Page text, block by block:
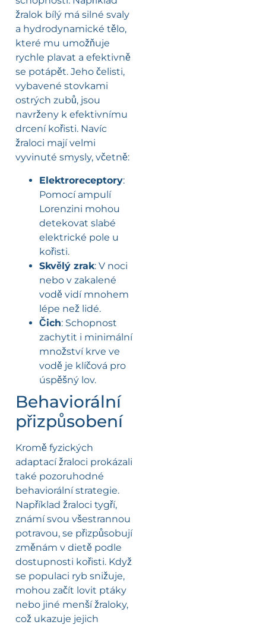
žralok bílý má silné svaly
a hydrodynamické tělo,
které mu umožňuje
rychle plavat a efektivně
se potápět. Jeho čelisti,
vybavené stovkami
ostrých zubů, jsou
navrženy k efektivnímu
drcení kořisti. Navíc
žraloci mají velmi
vyvinuté smysly, včetně:
Elektroreceptory:
Pomocí ampulí
Lorenzini mohou
detekovat slabé
elektrické pole u
kořisti.
Skvělý zrak: V noci
nebo v zakalené
vodě vidí mnohem
lépe než lidé.
Čich: Schopnost
zachytit i minimální
množství krve ve
vodě je klíčová pro
úspěšný lov.
Behaviorální
přizpůsobení
Kromě fyzických
adaptací žraloci prokázali
také pozoruhodné
behaviorální strategie.
Například žraloci tygří,
známí svou všestrannou
potravou, se přizpůsobují
změnám v dietě podle
dostupnosti kořisti. Když
se populaci ryb snižuje,
mohou začít lovit ptáky
nebo jiné menší žraloky,
což ukazuje jejich